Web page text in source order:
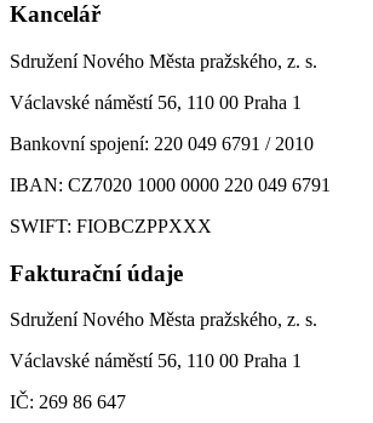
Kancelář
Sdružení Nového Města pražského, z. s.
Václavské náměstí 56, 110 00 Praha 1
Bankovní spojení: 220 049 6791 / 2010
IBAN: CZ7020 1000 0000 220 049 6791
SWIFT: FIOBCZPPXXX
Fakturační údaje
Sdružení Nového Města pražského, z. s.
Václavské náměstí 56, 110 00 Praha 1
IČ: 269 86 647